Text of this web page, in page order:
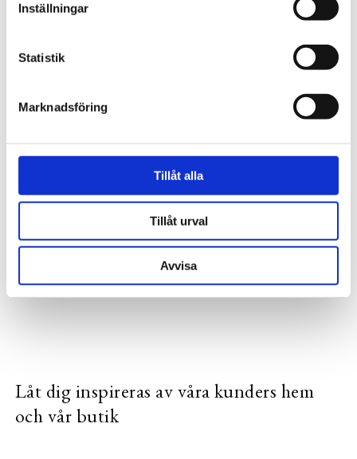
Inställningar
Statistik
Marknadsföring
Tillåt alla
Tillåt urval
Avvisa
30 dagars öppet köp - gäller ej företagskunder eller beställningsvaror
VISA ALLT INOM DOFTLJUS
Låt dig inspireras av våra kunders hem
och vår butik